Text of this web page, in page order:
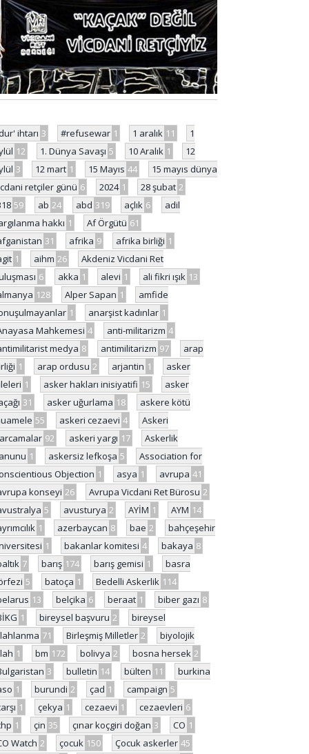
ihtarı 3 #refusewar 1 1 aralık 11
1
12 1. Dünya Savaşı 5 10 Aralık 1
12
3 12 mart 1 15 Mayıs 44
15 mayıs dünya
retçiler günü 6 2024 1 28 şubat 2
59 ab 24 abd 319 açlık 6
adil
hakkı 1 Af Örgütü 61
31 afrika 9 afrika birliği 1
1 aihm 26
Akdeniz Vicdani Ret
6 akka 1 alevi 1 ali fikri ışık 13
128 Alper Sapan 1
amfide
1 anarşist kadınlar 1
Mahkemesi 4 anti-militarizm 4
medya 8 antimilitarizm 97
arap
1 arap ordusu 2 arjantin 1
asker
1 asker hakları inisiyatifi 15
asker
31 asker uğurlama 18
askere kötü
55 askeri cezaevi 4
Askeri
92 askeri yargı 17
Askerlik
1 askersiz lefkoşa 5
Association for
Objection 1 asya 1 avrupa 41
konseyi 26 Avrupa Vicdani Ret Bürosu 2
5 avusturya 2 AYİM 1 AYM 14
1 azerbaycan 8 bae 2
bahçeşehir
1 bakanlar komitesi 4 bakaya 8
7 barış 174 barış gemisi 1
basra
5 batoça 1 Bedelli Askerlik 114
13 belçika 6 beraat 1 biber gazı 8
1 bireysel başvuru 2
bireysel
71 Birleşmiş Milletler 2
biyolojik
1 bm 172 bolivya 2 bosna hersek 2
3 bulletin 14 bülten 11
burkina
1 burundi 2 çad 1 campaign 5
1 çekya 1 cezaevi 1 cezaevleri 6
1 çin 35 çınar koçgiri doğan 3 CO 1
Watch 2 çocuk 150 Çocuk askerler 45